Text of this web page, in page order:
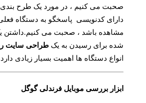
صحبت می کنیم ، در مورد یک طرح
دارای کدنویسی پاسخگو به دستگاه
مشاهده باشد ، صحبت می کنیم.داشتن
شده برای رسیدن به یک طراحی سایت
انواع دستگاه ها اهمیت بسیار زیادی
ابزار بررسی موبایل فرندلی گوگل